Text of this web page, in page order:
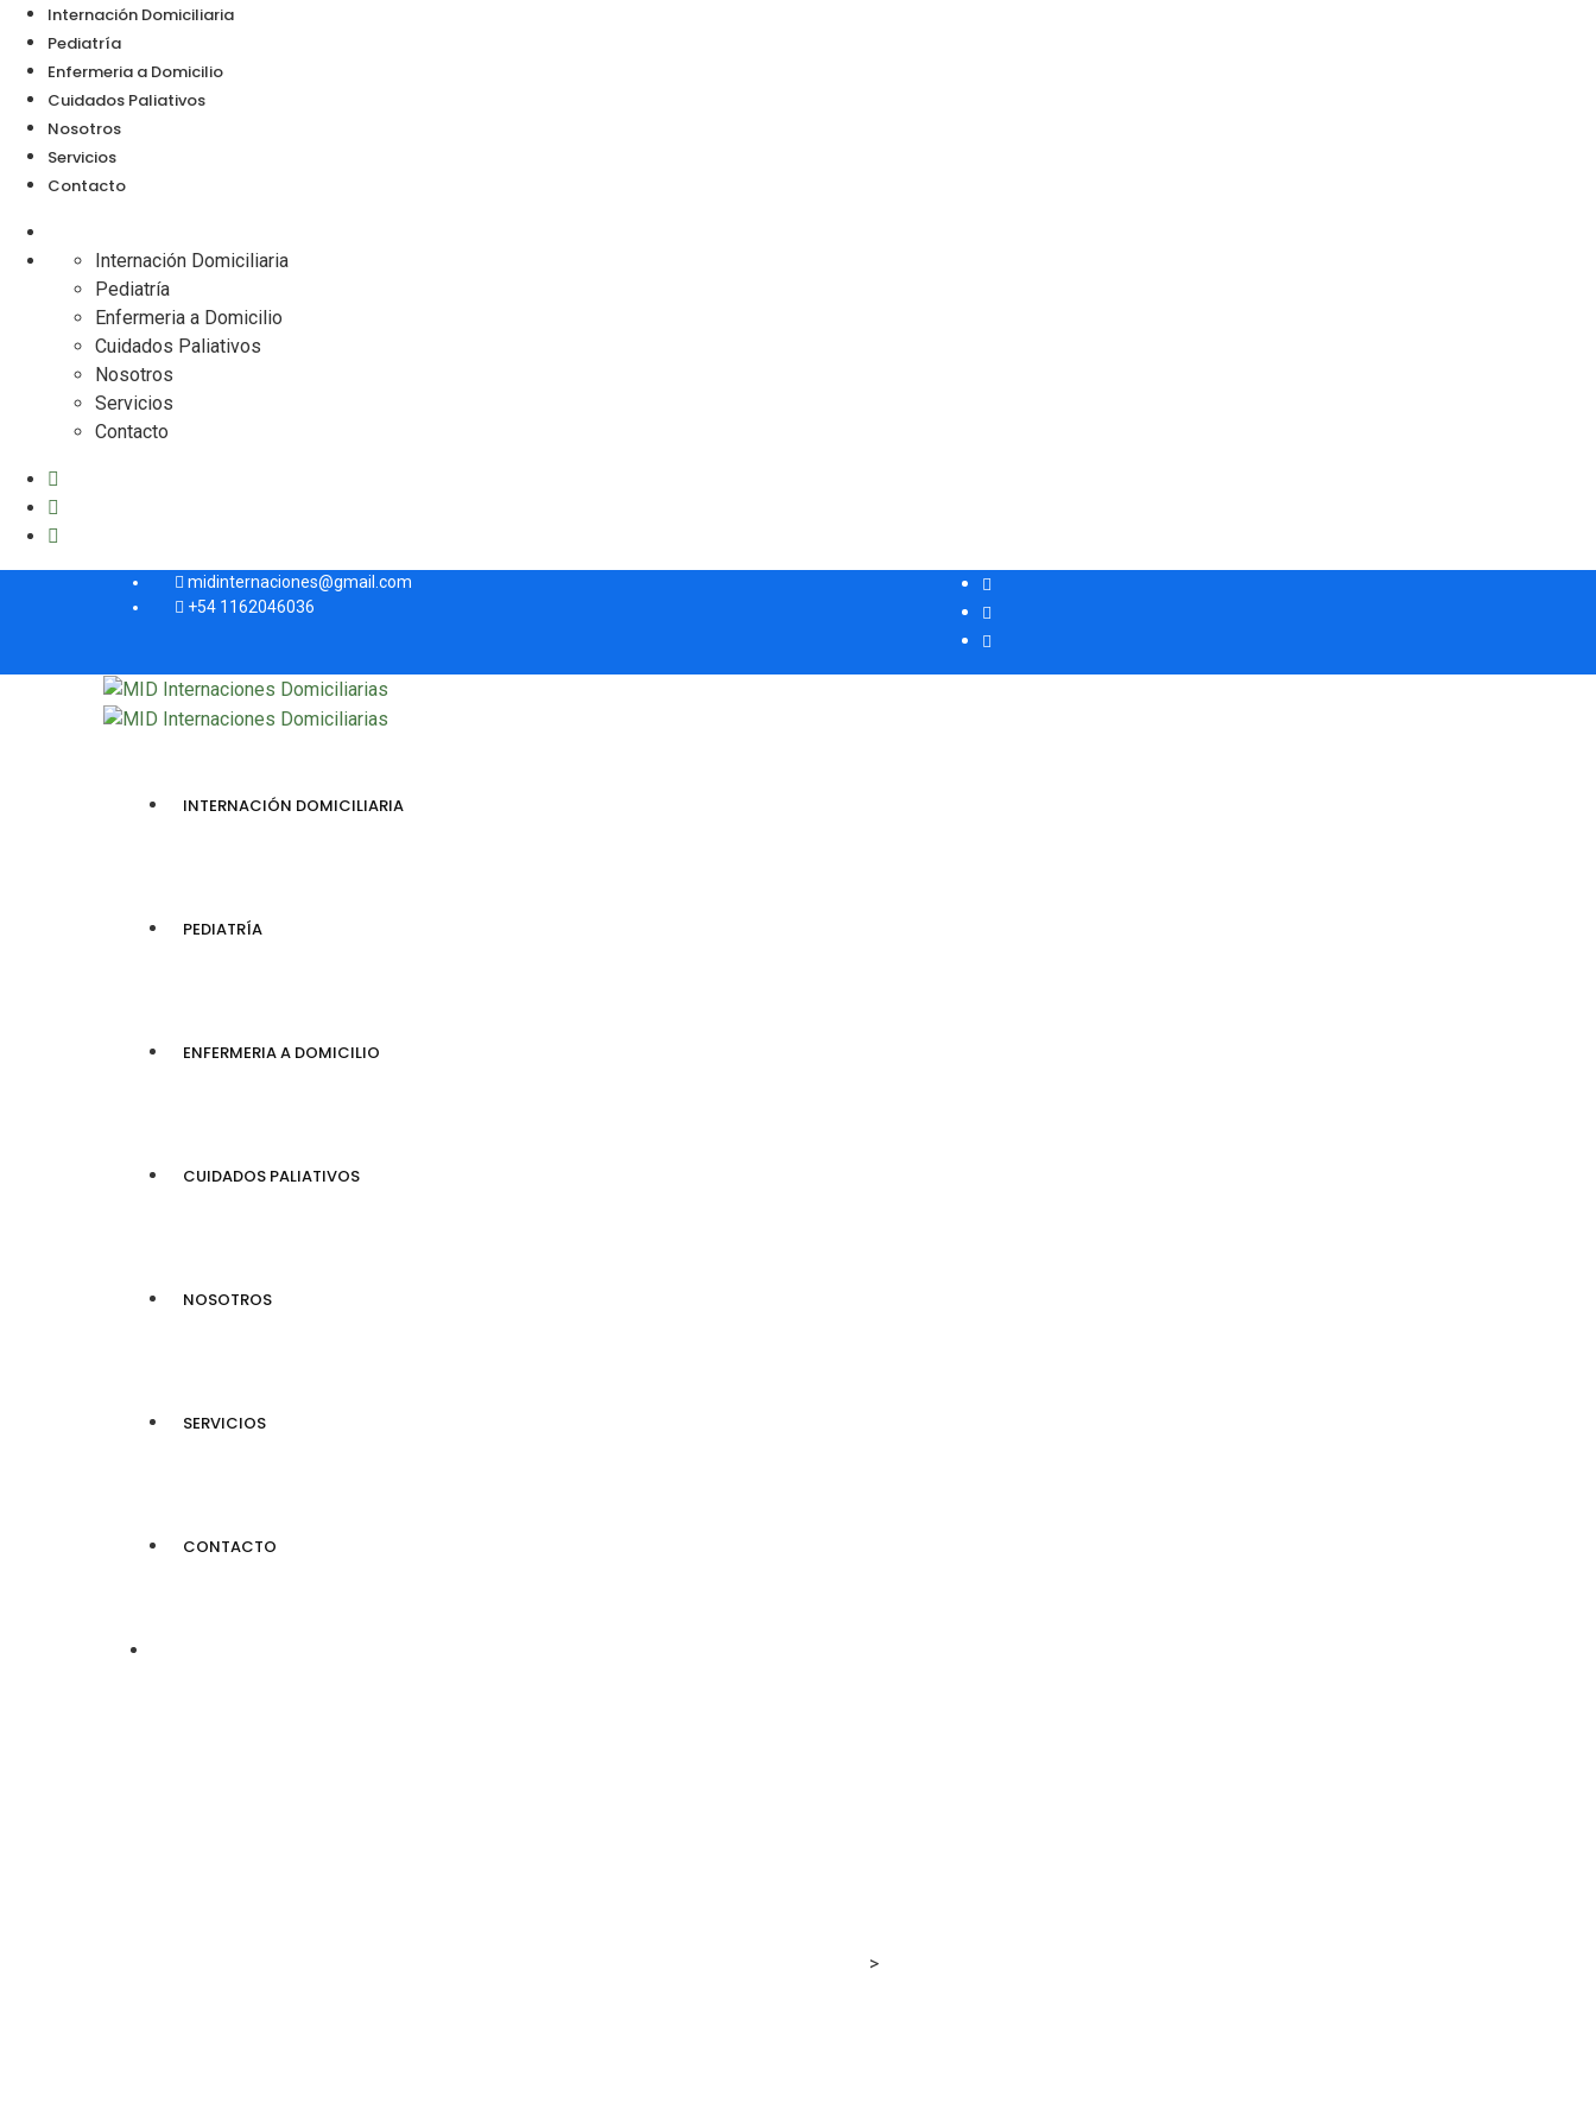
Internación Domiciliaria
Pediatría
Enfermeria a Domicilio
Cuidados Paliativos
Nosotros
Servicios
Contacto
Internación Domiciliaria
Pediatría
Enfermeria a Domicilio
Cuidados Paliativos
Nosotros
Servicios
Contacto
midinternaciones@gmail.com
+54 1162046036
INTERNACIÓN DOMICILIARIA
PEDIATRÍA
ENFERMERIA A DOMICILIO
CUIDADOS PALIATIVOS
NOSOTROS
SERVICIOS
CONTACTO
>